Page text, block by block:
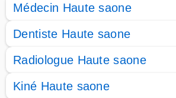
Médecin Haute saone
Dentiste Haute saone
Radiologue Haute saone
Kiné Haute saone